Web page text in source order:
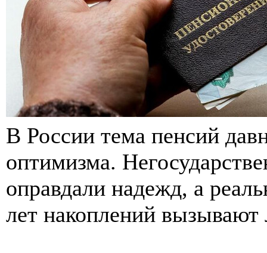
В России тема пенсий
оптимизма.
оправдали надежд, а
лет накоплений